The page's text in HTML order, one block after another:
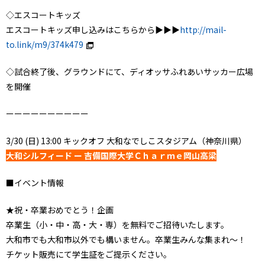
◇エスコートキッズ
エスコートキッズ申し込みはこちらから▶▶▶http://mail-
to.link/m9/374k479
◇試合終了後、グラウンドにて、ディオッサふれあいサッカー広場
を開催
ーーーーーーーーーー
3/30 (日) 13:00 キックオフ 大和なでしこスタジアム（神奈川県）
大和シルフィード ー 吉備国際大学Ｃｈａｒｍｅ岡山高梁
■イベント情報
★祝・卒業おめでとう！企画
卒業生（小・中・高・大・専）を無料でご招待いたします。
大和市でも大和市以外でも構いません。卒業生みんな集まれ～！
チケット販売にて学生証をご提示ください。